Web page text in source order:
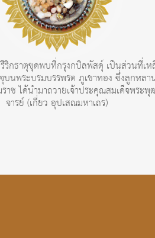
ริกธาตุขุดพบที่กรุงกบิลพัสดุ์ เป็นส่วนที่เ
บนพระบรมบรรพรต ภูเขาทอง ซึ่งลูกหลา
าช ได้นำมาถวายเจ้าประคุณสมเด็จพระพุ
จารย์ (เกี่ยว อุปเสณมหาเถร)